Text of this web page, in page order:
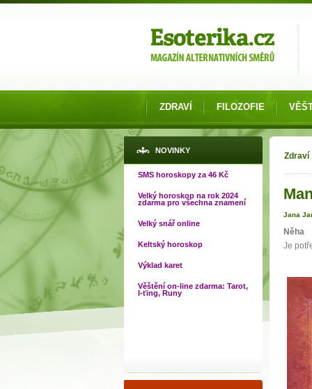
ZDRAVÍ FILOZOFIE
NOVINKY
SMS horoskopy za 46 Kč
Velký horoskop na rok 2024
zdarma pro všechna znamení
Velký snář online
Keltský horoskop
Výklad karet
Věštění on-line zdarma: Tarot,
I-ťing, Runy
Jste
Zdraví
Jana
Něha
Je